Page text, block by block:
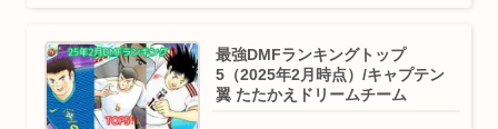
最強DMFランキングトップ
5（2025年2月時点）/キャプテン
翼 たたかえドリームチーム